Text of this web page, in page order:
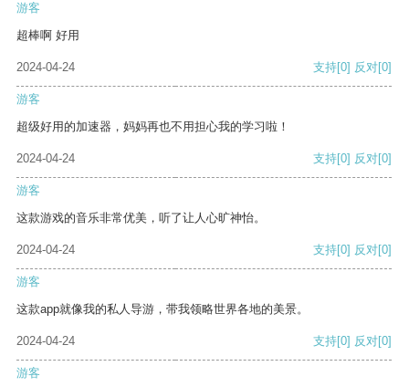
游客
超棒啊 好用
2024-04-24 支持[0] 反对[0]
游客
超级好用的加速器，妈妈再也不用担心我的学习啦！
2024-04-24 支持[0] 反对[0]
游客
这款游戏的音乐非常优美，听了让人心旷神怡。
2024-04-24 支持[0] 反对[0]
游客
这款app就像我的私人导游，带我领略世界各地的美景。
2024-04-24 支持[0] 反对[0]
游客